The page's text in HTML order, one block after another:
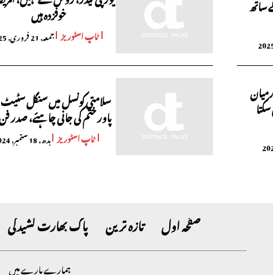
ساتھ خوفزدہ ہیں
ٹاپ اسٹوریز جمعہ, 21 فروری, 2025
سلامتی کونسل میں سنگل سٹیٹ
پاور ختم کی جانی چاہئے، صدر
ٹاپ اسٹوریز بدھ, 18 ستمبر, 2024
صفحہ اول تازہ ترین پاک بھارت کشیدگی
ہمارے بارے میں